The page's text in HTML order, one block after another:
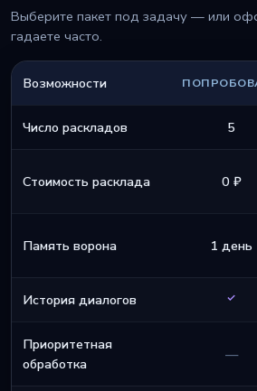
Выберите пакет под задачу — или
гадаете часто.
Возможности
Число раскладов 5
Стоимость расклада 0 ₽
Память ворона 1 день
История диалогов
Приоритетная
обработка
—